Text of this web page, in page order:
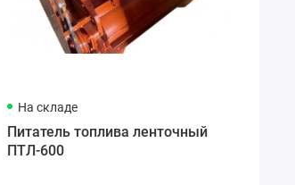
На складе
Питатель топлива ленточный
ПТЛ-600